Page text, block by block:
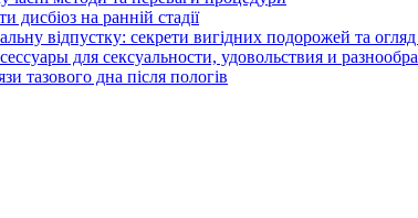
дисбіоз на ранній стадії
відпустку: секрети вигідних подорожей та
для сексуальности, удовольствия и
тазового дна після пологів